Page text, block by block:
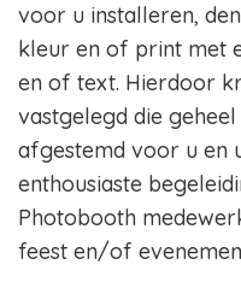
voor u installeren,
kleur en of print met
en of text. Hierdoor
vastgelegd die
afgestemd voor u en
enthousiaste
Photobooth
feest en/of